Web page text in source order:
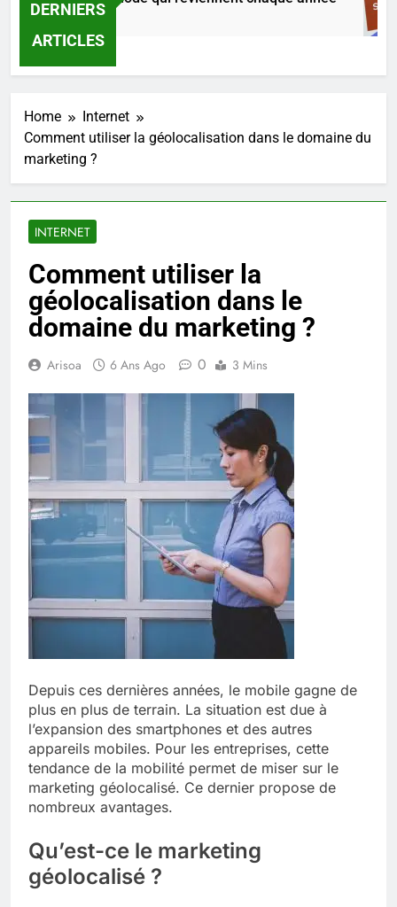
DERNIERS
ARTICLES
Heures Ago
Home
Internet
Comment utiliser la géolocalisation dans le domaine du
marketing ?
INTERNET
Comment utiliser la
géolocalisation dans le
domaine du marketing ?
Arisoa 6 Ans Ago 0 3 Mins
Depuis ces dernières années, le mobile gagne de
plus en plus de terrain. La situation est due à
l’expansion des smartphones et des autres
appareils mobiles. Pour les entreprises, cette
tendance de la mobilité permet de miser sur le
marketing géolocalisé. Ce dernier propose de
nombreux avantages.
Qu’est-ce le marketing
géolocalisé ?